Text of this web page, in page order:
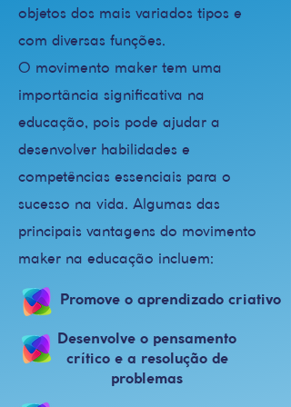
objetos dos mais variados tipos e
com diversas funções.
O movimento maker tem uma
importância significativa na
educação, pois pode ajudar a
desenvolver habilidades e
competências essenciais para o
sucesso na vida. Algumas das
principais vantagens do movimento
maker na educação incluem:
Promove o aprendizado criativo
Desenvolve o pensamento
crítico e a resolução de
problemas